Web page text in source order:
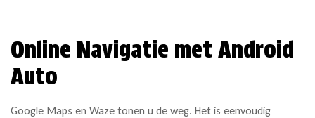
Online Navigatie met Android
Auto
Google Maps en Waze tonen u de weg. Het is eenvoudig